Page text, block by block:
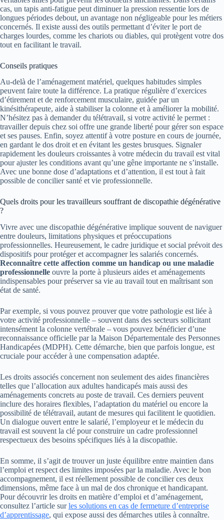
cas, un tapis anti-fatigue peut diminuer la pression ressentie lors de
longues périodes debout, un avantage non négligeable pour les métiers
concernés. Il existe aussi des outils permettant d’éviter le port de
charges lourdes, comme les chariots ou diables, qui protègent votre dos
tout en facilitant le travail.
Conseils pratiques
Au-delà de l’aménagement matériel, quelques habitudes simples
peuvent faire toute la différence. La pratique régulière d’exercices
d’étirement et de renforcement musculaire, guidée par un
kinésithérapeute, aide à stabiliser la colonne et à améliorer la mobilité.
N’hésitez pas à demander du télétravail, si votre activité le permet :
travailler depuis chez soi offre une grande liberté pour gérer son espace
et ses pauses. Enfin, soyez attentif à votre posture en cours de journée,
en gardant le dos droit et en évitant les gestes brusques. Signaler
rapidement les douleurs croissantes à votre médecin du travail est vital
pour ajuster les conditions avant qu’une gêne importante ne s’installe.
Avec une bonne dose d’adaptations et d’attention, il est tout à fait
possible de concilier santé et vie professionnelle.
Quels droits pour les travailleurs souffrant de discopathie dégénérative
?
Vivre avec une discopathie dégénérative implique souvent de naviguer
entre douleurs, limitations physiques et préoccupations
professionnelles. Heureusement, le cadre juridique et social prévoit des
dispositifs pour protéger et accompagner les salariés concernés.
Reconnaître cette affection comme un handicap ou une maladie
professionnelle ouvre la porte à plusieurs aides et aménagements
indispensables pour préserver sa vie au travail tout en maîtrisant son
état de santé.
Par exemple, si vous pouvez prouver que votre pathologie est liée à
votre activité professionnelle – souvent dans des secteurs sollicitant
intensément la colonne vertébrale – vous pouvez bénéficier d’une
reconnaissance officielle par la Maison Départementale des Personnes
Handicapées (MDPH). Cette démarche, bien que parfois longue, est
cruciale pour accéder à une compensation adaptée.
Les droits associés concernent non seulement des aides financières
telles que l’allocation aux adultes handicapés mais aussi des
aménagements concrets au poste de travail. Ces derniers peuvent
inclure des horaires flexibles, l’adaptation du matériel ou encore la
possibilité de télétravail, autant de mesures qui facilitent le quotidien.
Un dialogue ouvert entre le salarié, l’employeur et le médecin du
travail est souvent la clé pour construire un cadre professionnel
respectueux des besoins spécifiques liés à la discopathie.
En somme, il s’agit de trouver un juste équilibre entre maintien dans
l’emploi et respect des limites imposées par la maladie. Avec le bon
accompagnement, il est réellement possible de concilier ces deux
dimensions, même face à un mal de dos chronique et handicapant.
Pour découvrir les droits en matière d’emploi et d’aménagement,
consultez l’article surles solutions en cas de fermeture d’entreprise
d’apprentissage, qui expose aussi des démarches utiles à connaître.